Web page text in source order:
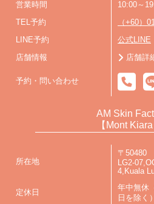
営業時間 10:00～
TEL予約 （+60）
LINE予約 公式LINE
店舗情報 店舗詳
予約・問い合わせ
AM Skin
【Mont Kiara
所在地
〒50480
LG2-
4,Kuala
定休日
年中無休
日を除く）